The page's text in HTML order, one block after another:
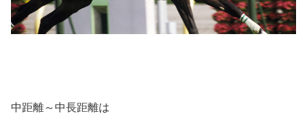
中距離～中長距離は